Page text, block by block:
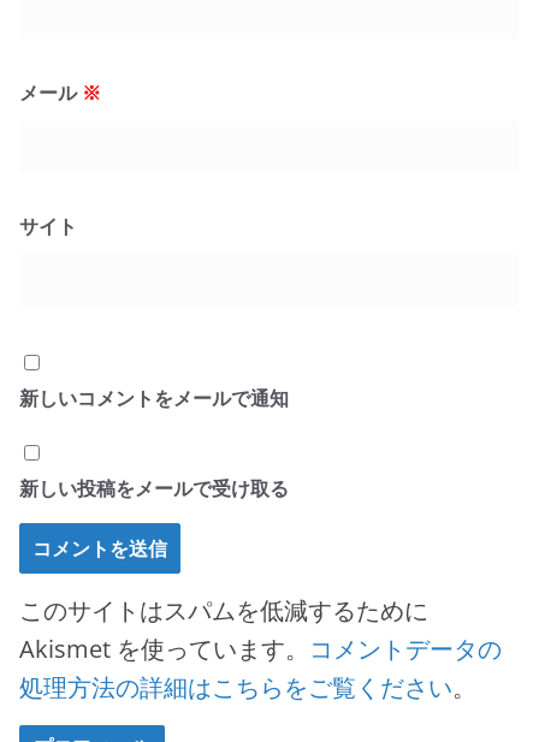
メール ※
サイト
新しいコメントをメールで通知
新しい投稿をメールで受け取る
このサイトはスパムを低減するために
Akismet を使っています。 コメントデータの
処理方法の詳細はこちらをご覧ください。